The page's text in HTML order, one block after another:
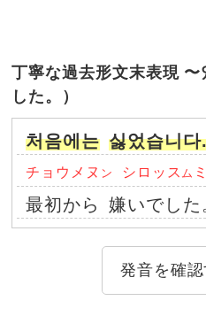
丁寧な過去形文末表現
した。）
처음에는 싫었습니다.
チョウメヌ ン シロッス ム
最初から 嫌いでした
発音を確認